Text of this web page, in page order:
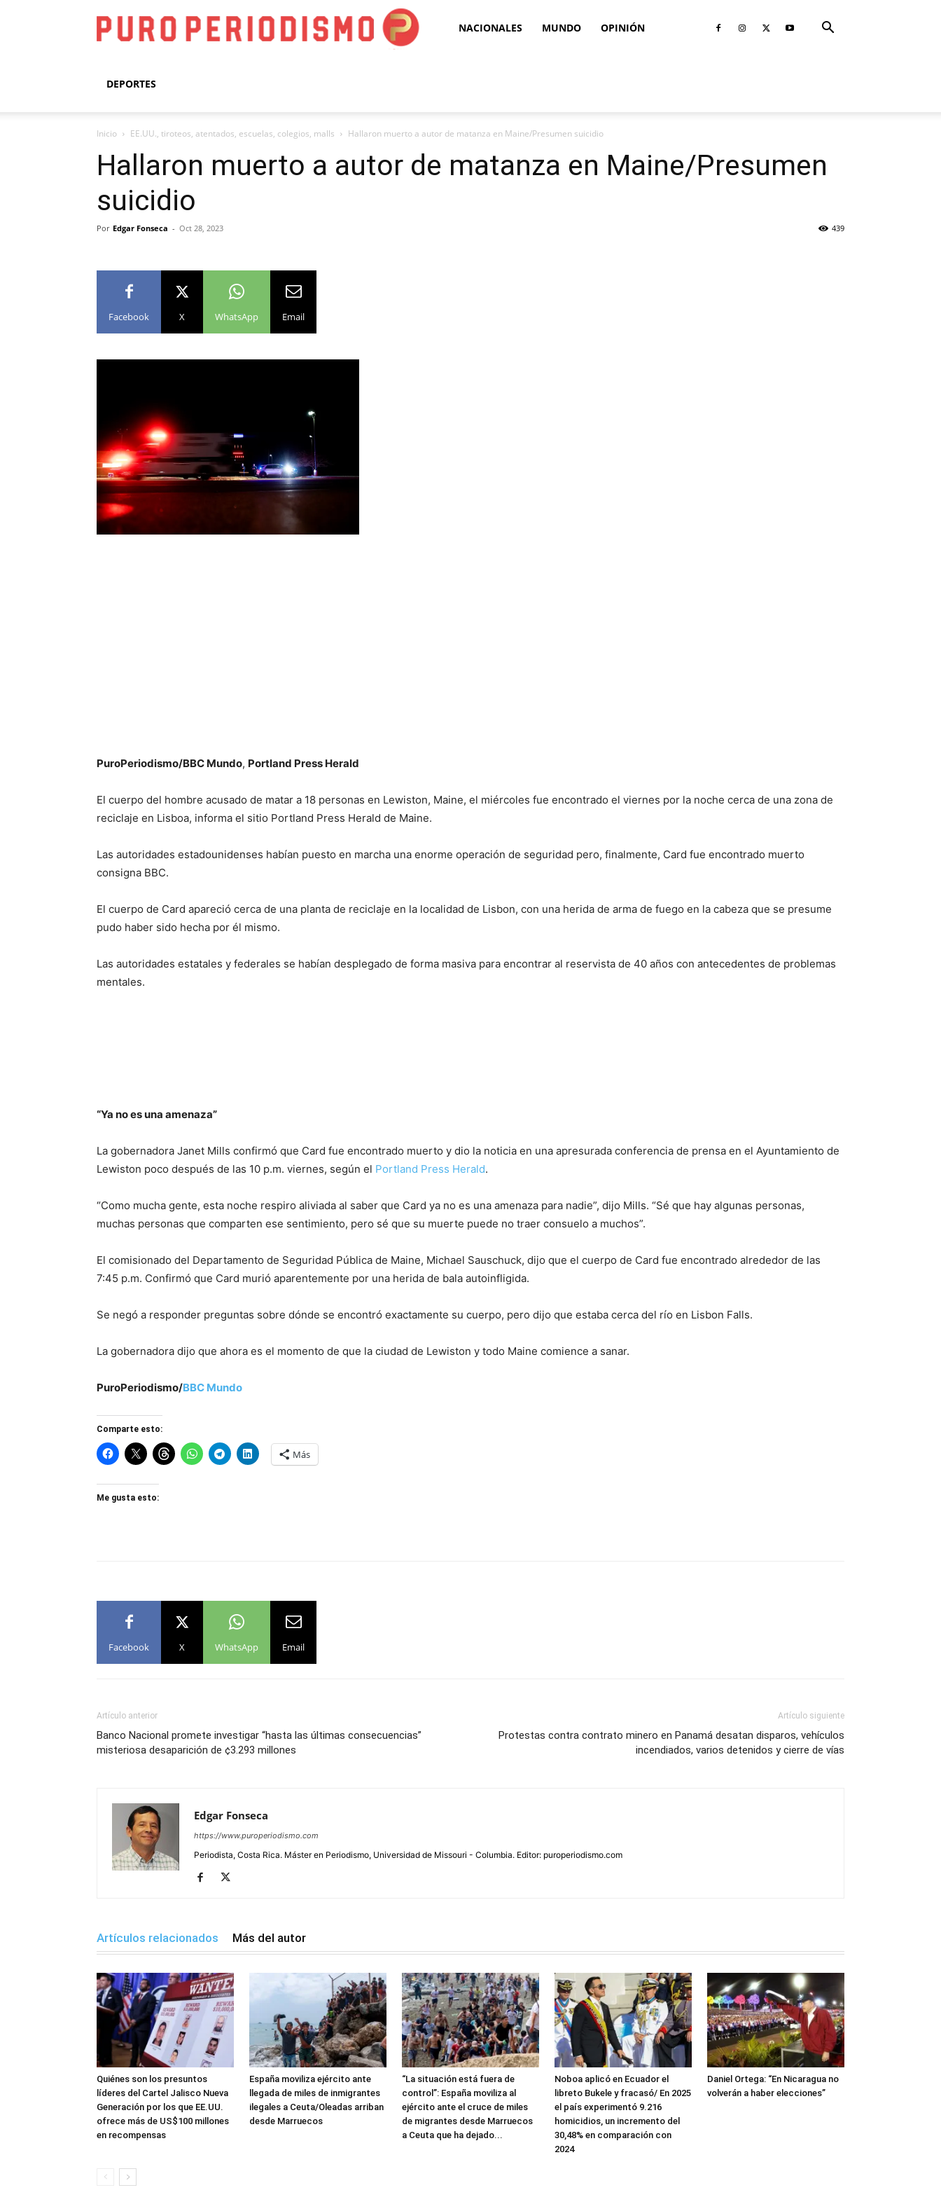
Puro NACIONALES MUNDO OPINIÓN
DEPORTES
Inicio EE.UU., tiroteos, atentados, escuelas, colegios, malls Hallaron muerto a autor de matanza en Maine/Presumen suicidio
Hallaron muerto a autor de matanza en Maine/Presumen
suicidio
Por Edgar Fonseca - Oct 28, 2023 439
Facebook X WhatsApp Email
PuroPeriodismo/BBC Mundo, Portland Press Herald
El cuerpo del hombre acusado de matar a 18 personas en Lewiston, Maine, el miércoles fue encontrado el viernes por la noche cerca de una zona de
reciclaje en Lisboa, informa el sitio Portland Press Herald de Maine.
Las autoridades estadounidenses habían puesto en marcha una enorme operación de seguridad pero, finalmente, Card fue encontrado muerto
consigna BBC.
El cuerpo de Card apareció cerca de una planta de reciclaje en la localidad de Lisbon, con una herida de arma de fuego en la cabeza que se presume
pudo haber sido hecha por él mismo.
Las autoridades estatales y federales se habían desplegado de forma masiva para encontrar al reservista de 40 años con antecedentes de problemas
mentales.
“Ya no es una amenaza”
La gobernadora Janet Mills confirmó que Card fue encontrado muerto y dio la noticia en una apresurada conferencia de prensa en el Ayuntamiento de
Lewiston poco después de las 10 p.m. viernes, según el Portland Press Herald.
“Como mucha gente, esta noche respiro aliviada al saber que Card ya no es una amenaza para nadie”, dijo Mills. “Sé que hay algunas personas,
muchas personas que comparten ese sentimiento, pero sé que su muerte puede no traer consuelo a muchos”.
El comisionado del Departamento de Seguridad Pública de Maine, Michael Sauschuck, dijo que el cuerpo de Card fue encontrado alrededor de las
7:45 p.m. Confirmó que Card murió aparentemente por una herida de bala autoinfligida.
Se negó a responder preguntas sobre dónde se encontró exactamente su cuerpo, pero dijo que estaba cerca del río en Lisbon Falls.
La gobernadora dijo que ahora es el momento de que la ciudad de Lewiston y todo Maine comience a sanar.
PuroPeriodismo/BBC Mundo
Comparte esto:
Más
Me gusta esto:
Facebook X WhatsApp Email
Artículo anterior
Banco Nacional promete investigar “hasta las últimas consecuencias”
misteriosa desaparición de ¢3.293 millones
Artículo siguiente
Protestas contra contrato minero en Panamá desatan disparos, vehículos
incendiados, varios detenidos y cierre de vías
Edgar Fonseca
https://www.puroperiodismo.com
Periodista, Costa Rica. Máster en Periodismo, Universidad de Missouri - Columbia. Editor: puroperiodismo.com
Artículos relacionados Más del autor
Quiénes son los presuntos
líderes del Cartel Jalisco Nueva
Generación por los que EE.UU.
ofrece más de US$100 millones
en recompensas
España moviliza ejército ante
llegada de miles de inmigrantes
ilegales a Ceuta/Oleadas arriban
desde Marruecos
“La situación está fuera de
control”: España moviliza al
ejército ante el cruce de miles
de migrantes desde Marruecos
a Ceuta que ha dejado...
Noboa aplicó en Ecuador el
libreto Bukele y fracasó/ En 2025
el país experimentó 9.216
homicidios, un incremento del
30,48% en comparación con
2024
Daniel Ortega: “En Nicaragua no
volverán a haber elecciones”